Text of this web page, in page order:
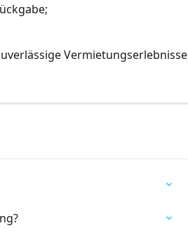
Vermietungserlebnisse